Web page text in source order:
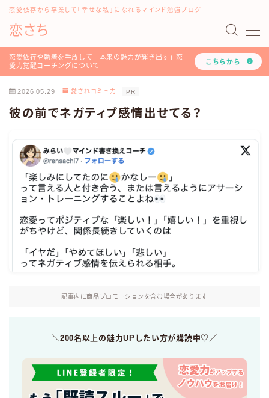
恋さち
恋愛依存から卒業して「幸せな私」になれるマインド勉強ブログ
#16198 (タイトルなし)
「どうして私はいつも愛されないの？」を解決する『恋
愛認知力アップ！LINEレッスン』について
細について
このブログと恋愛コーチみらいのプロフィール
ツラい恋愛依存や執着を手放し、幸せな人生を叶える！
恋愛力覚醒コーチングについて
トップページ
プライバシーポリシー
利用規約
恋愛・LINE依存から卒業したいあなたへ
有料記事の決済完了ページ
運営者情報
恋愛依存や執着を手放して「本来の魅力が輝き出す」恋
愛力覚醒コーチングについて
こちらから
2026.05.29 愛されコミュ力 PR
彼の前でネガティブ感情出せてる？
記事内に商品プロモーションを含む場合があります
＼200名以上の魅力UPしたい方が購読中♡／